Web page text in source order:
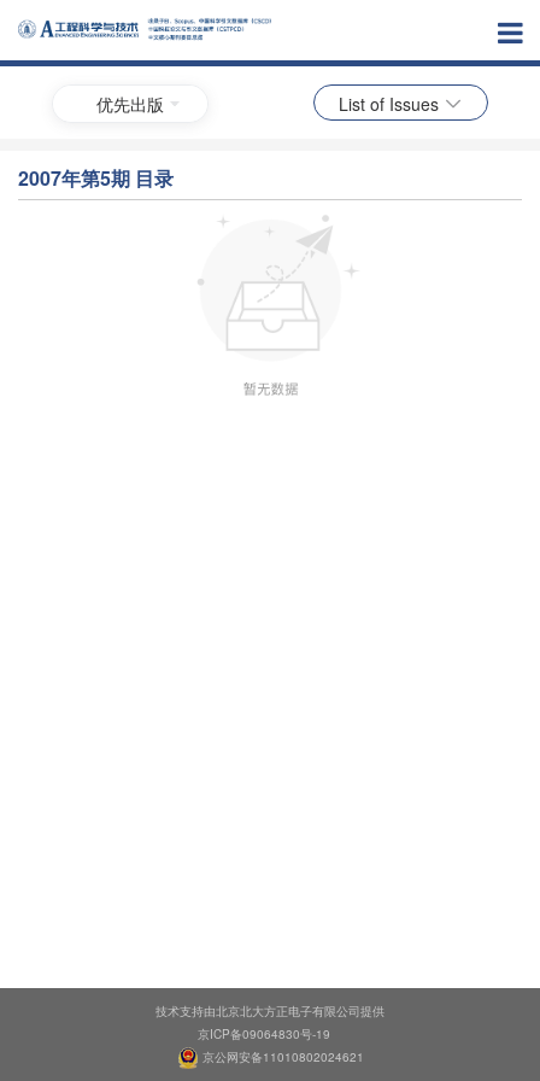
优先出版 List of Issues
2007年第5期 目录
技术支持由北京北大方正电子有限公司提供
京ICP备09064830号-19
京公网安备11010802024621